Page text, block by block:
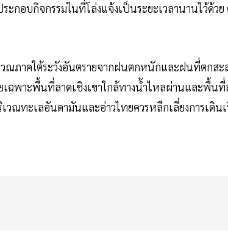
ะกอบกิจกรรมในที่โล่งแจ้งเป็นระยะเวลานานไว้ด้วย
ณภาคใต้ระวังอันตรายจากฝนตกหนักและฝนที่ตกส
ฉพาะพื้นที่ลาดเชิงเขาใกล้ทางน้ำไหลผ่านและพื้นที่
เวณทะเลอันดามันและอ่าวไทยควรหลีกเลี่ยงการเดิ